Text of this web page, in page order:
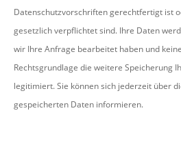
Datenschutzvorschriften gerechtfertigt ist
gesetzlich verpflichtet sind. Ihre Daten
wir Ihre Anfrage bearbeitet haben und
Rechtsgrundlage die weitere Speicherung
legitimiert. Sie können sich jederzeit über
gespeicherten Daten informieren.